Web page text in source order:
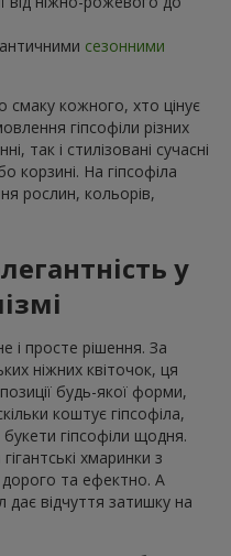
сезонними
смаку кожного, хто цінує
гіпсофіли різних
так і стилізовані сучасні
корзині. На гіпсофіла
рослин, кольорів,
у
і просте рішення. За
ніжних квіточок, ця
будь-якої форми,
коштує гіпсофіла,
гіпсофіли щодня.
хмаринки з
та ефектно. А
дає відчуття затишку на